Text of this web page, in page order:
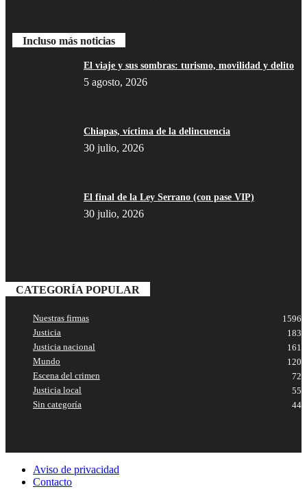
Bluesky
Threads
Incluso más noticias
El viaje y sus sombras: turismo, movilidad y delito
5 agosto, 2026
Chiapas, víctima de la delincuencia
30 julio, 2026
El final de la Ley Serrano (con pase VIP)
30 julio, 2026
CATEGORÍA POPULAR
Nuestras firmas
1596
Justicia
183
Justicia nacional
161
Mundo
120
Escena del crimen
72
Justicia local
55
Sin categoría
44
Aviso de privacidad
Contacto